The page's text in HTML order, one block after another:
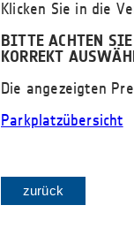
Klicken Sie in die
BITTE ACHTEN
KORREKT
Die angezeigten
Parkplatzübersicht
zurück